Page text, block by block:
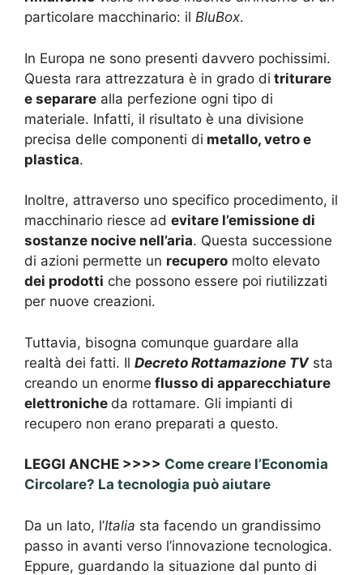
particolare macchinario: il BluBox.
In Europa ne sono presenti davvero pochissimi.
Questa rara attrezzatura è in grado di triturare
e separare alla perfezione ogni tipo di
materiale. Infatti, il risultato è una divisione
precisa delle componenti di metallo, vetro e
plastica.
Inoltre, attraverso uno specifico procedimento, il
macchinario riesce ad evitare l’emissione di
sostanze nocive nell’aria. Questa successione
di azioni permette un recupero molto elevato
dei prodotti che possono essere poi riutilizzati
per nuove creazioni.
Tuttavia, bisogna comunque guardare alla
realtà dei fatti. Il Decreto Rottamazione TVsta
creando un enorme flusso di apparecchiature
elettroniche da rottamare. Gli impianti di
recupero non erano preparati a questo.
LEGGI ANCHE >>>> Come creare l’Economia
Circolare? La tecnologia può aiutare
Da un lato, l’Italia sta facendo un grandissimo
passo in avanti verso l’innovazione tecnologica.
Eppure, guardando la situazione dal punto di